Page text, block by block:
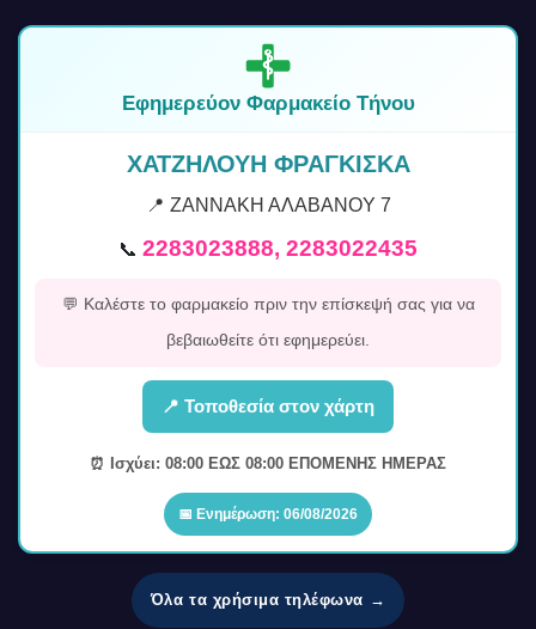
Εφημερεύον Φαρμακείο Τήνου
ΧΑΤΖΗΛΟΥΗ ΦΡΑΓΚΙΣΚΑ
📍 ΖΑΝΝΑΚΗ ΑΛΑΒΑΝΟΥ 7
📞 2283023888, 2283022435
💬 Καλέστε το φαρμακείο πριν την επίσκεψή σας για να
βεβαιωθείτε ότι εφημερεύει.
📍 Τοποθεσία στον χάρτη
⏰ Ισχύει: 08:00 ΕΩΣ 08:00 ΕΠΟΜΕΝΗΣ ΗΜΕΡΑΣ
📅 Ενημέρωση: 06/08/2026
Όλα τα χρήσιμα τηλέφωνα →